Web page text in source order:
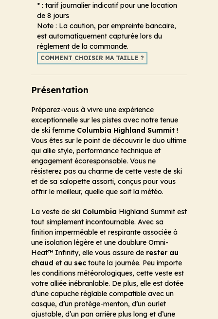
* : tarif journalier indicatif pour une location
de 8 jours
Note : La caution, par empreinte bancaire,
est automatiquement capturée lors du
règlement de la commande.
COMMENT CHOISIR MA TAILLE ?
Présentation
Préparez-vous à vivre une expérience
exceptionnelle sur les pistes avec notre tenue
de ski femme Columbia Highland Summit !
Vous êtes sur le point de découvrir le duo ultime
qui allie style, performance technique et
engagement écoresponsable. Vous ne
résisterez pas au charme de cette veste de ski
et de sa salopette assorti, conçus pour vous
offrir le meilleur, quelle que soit la météo.
La veste de ski Columbia Highland Summit est
tout simplement incontournable. Avec sa
finition imperméable et respirante associée à
une isolation légère et une doublure Omni-
Heat™ Infinity, elle vous assure de rester au
chaud et au sec toute la journée. Peu importe
les conditions météorologiques, cette veste est
votre alliée inébranlable. De plus, elle est dotée
d’une capuche réglable compatible avec un
casque, d’un protège-menton, d’un ourlet
ajustable, d’un pan arrière plus long et d’une